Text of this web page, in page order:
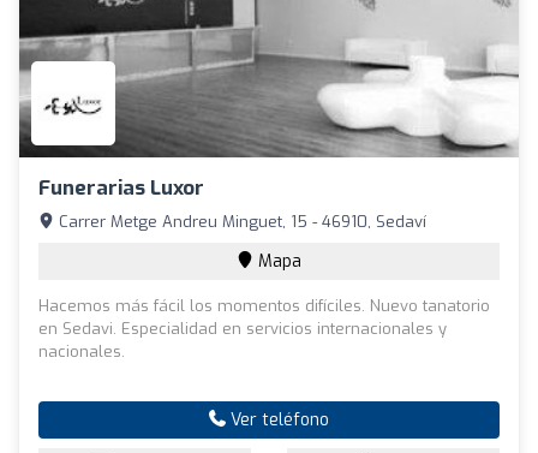
Funerarias Luxor
Carrer Metge Andreu Minguet, 15 - 46910, Sedaví
Mapa
Hacemos más fácil los momentos difíciles. Nuevo tanatorio
en Sedavi. Especialidad en servicios internacionales y
nacionales.
Ver teléfono